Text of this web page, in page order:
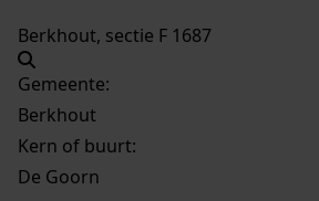
Berkhout, sectie F 1687
Gemeente:
Berkhout
Kern of buurt:
De Goorn